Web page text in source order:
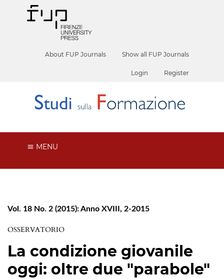
About FUP Journals Show all FUP Journals
Login Register
MENU
Vol. 18 No. 2 (2015): Anno XVIII, 2-2015
OSSERVATORIO
La condizione giovanile
oggi: oltre due "parabole"